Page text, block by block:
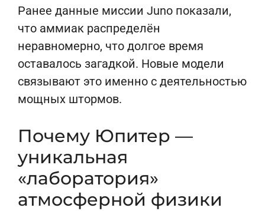
Ранее данные миссии Juno показали,
что аммиак распределён
неравномерно, что долгое время
оставалось загадкой. Новые модели
связывают это именно с деятельностью
мощных штормов.
Почему Юпитер —
уникальная
«лаборатория»
атмосферной физики